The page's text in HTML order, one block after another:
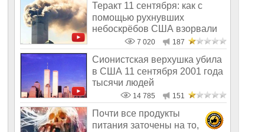
Теракт 11 сентября: как с
помощью рухнувших
небоскрёбов США взорвали
весь мир
7 020 187
Сионистская верхушка убила
в США 11 сентября 2001 года
тысячи людей
14 785 151
Почти все продукты
питания заточены на то,